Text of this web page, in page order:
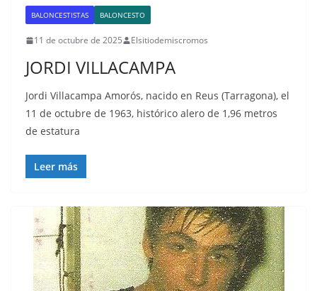
BALONCESTISTAS BALONCESTO
11 de octubre de 2025 Elsitiodemiscromos
JORDI VILLACAMPA
Jordi Villacampa Amorós, nacido en Reus (Tarragona), el
11 de octubre de 1963, histórico alero de 1,96 metros
de estatura
Leer más